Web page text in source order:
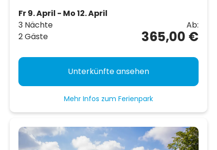
Fr 9. April - Mo 12. April
3 Nächte
2 Gäste
Ab:
365,00 €
Unterkünfte ansehen
Mehr Infos zum Ferienpark